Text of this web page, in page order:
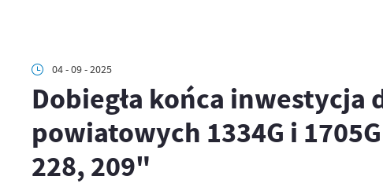
04 - 09 - 2025
Dobiegła końca
powiatowych 1334G i
228, 209"